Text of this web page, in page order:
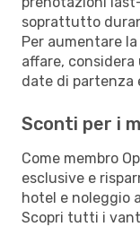
soprattutto
Per aumentare
affare,
date di partenza
Sconti per i
Come membro
esclusive e
hotel e noleggio
Scopri tutti i